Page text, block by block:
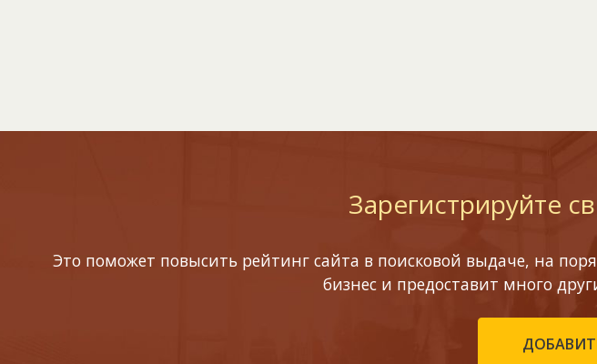
Зарегистрируйте
Это поможет повысить рейтинг сайта в поисковой выдаче, на
бизнес и предоставит много